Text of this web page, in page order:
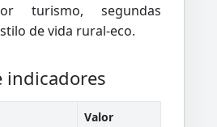
turismo, segundas
de vida rural-eco.
indicadores
Valor